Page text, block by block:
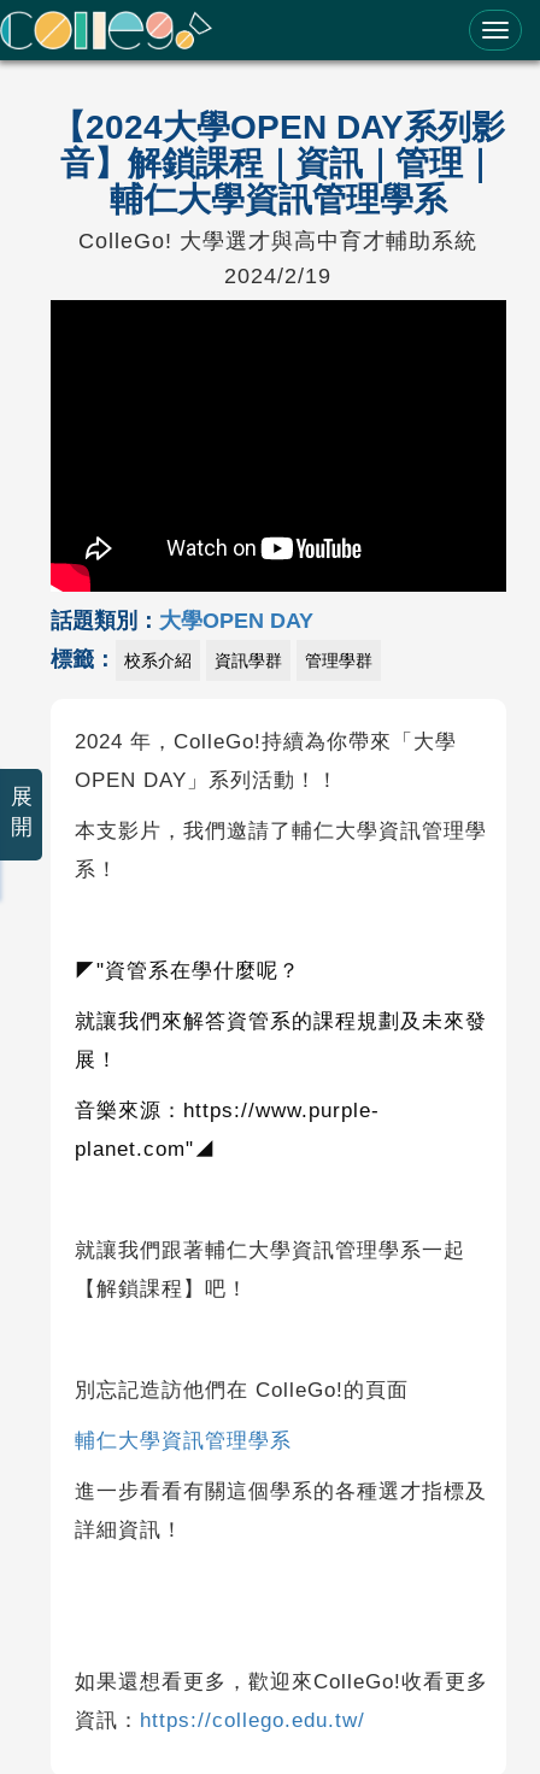
ColleGo! 大學選才與高中育才輔助系統
【2024大學OPEN DAY系列影
音】解鎖課程｜資訊｜管理｜
輔仁大學資訊管理學系
ColleGo! 大學選才與高中育才輔助系統
2024/2/19
話題類別： 大學OPEN DAY
標籤：
校系介紹 資訊學群 管理學群
2024 年，ColleGo!持續為你帶來「大學
OPEN DAY」系列活動！！
本支影片，我們邀請了輔仁大學資訊管理學
系！
◤"資管系在學什麼呢？
就讓我們來解答資管系的課程規劃及未來發
展！
音樂來源： https://www.purple-
planet.com"◢
就讓我們跟著輔仁大學資訊管理學系一起
【解鎖課程】吧！
別忘記造訪他們在 ColleGo!的頁面
輔仁大學資訊管理學系
進一步看看有關這個學系的各種選才指標及
詳細資訊！
如果還想看更多，歡迎來ColleGo!收看更多
資訊： https://collego.edu.tw/
展
開